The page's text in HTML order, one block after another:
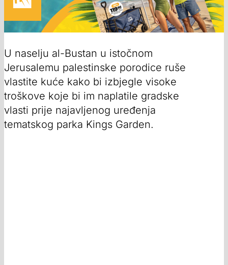
U naselju al-Bustan u istočnom
Jerusalemu palestinske porodice ruše
vlastite kuće kako bi izbjegle visoke
troškove koje bi im naplatile gradske
vlasti prije najavljenog uređenja
tematskog parka Kings Garden.